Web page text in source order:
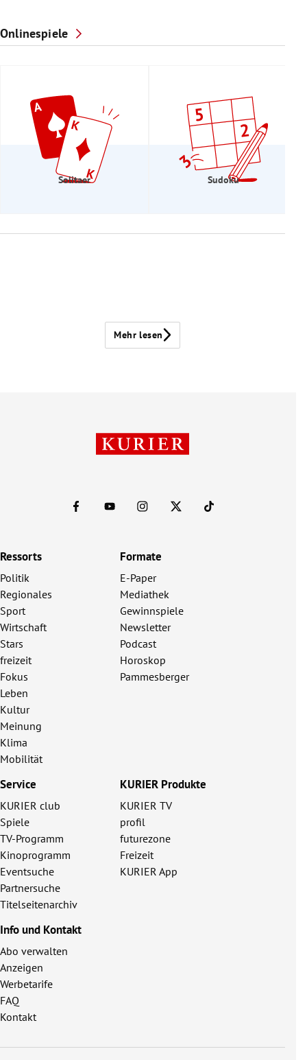
Onlinespiele
Solitaer Sudoku
Mehr lesen
Ressorts
Politik
Regionales
Sport
Wirtschaft
Stars
freizeit
Fokus
Leben
Kultur
Meinung
Klima
Mobilität
Formate
E-Paper
Mediathek
Gewinnspiele
Newsletter
Podcast
Horoskop
Pammesberger
Service
KURIER club
Spiele
TV-Programm
Kinoprogramm
Eventsuche
Partnersuche
Titelseitenarchiv
KURIER Produkte
KURIER TV
profil
futurezone
Freizeit
KURIER App
Info und Kontakt
Abo verwalten
Anzeigen
Werbetarife
FAQ
Kontakt